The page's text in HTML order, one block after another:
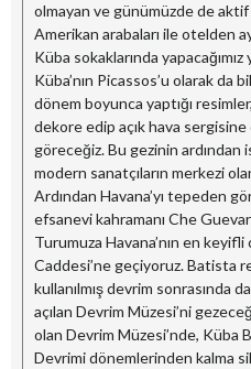
olmayan ve günümüzde de
Amerikan arabaları ile otelden
Küba sokaklarında
Küba’nın Picassos’u olarak da
dönem boyunca yaptığı
dekore edip açık hava
göreceğiz. Bu gezinin ardından
modern sanatçıların merkezi
Ardından Havana’yı tepeden
efsanevi kahramanı Che
Turumuza Havana’nın en
Caddesi’ne geçiyoruz. Batista
kullanılmış devrim sonrasında
açılan Devrim Müzesi’ni
olan Devrim Müzesi’nde, Küba
Devrimi dönemlerinden kalma